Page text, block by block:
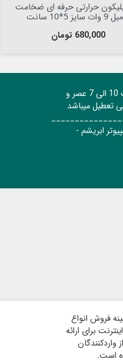
حرارتی حرفه ای ضخامت
قیمت
680,000 تومان
فروشگاه حضوری شنبه تا چهارشنبه از ساعت 10 الی 7 عصر و
رسمی تعطیل میباشد
ابریشم -
فعالیت تخصصی در زمینه فروش انواع
نانو لینک در بستر اینترنت برای ارائه
است.